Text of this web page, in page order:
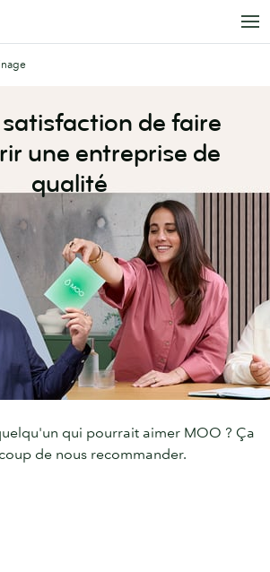
de faire
une entreprise de
qualité
qui pourrait aimer MOO ? Ça
de nous recommander.